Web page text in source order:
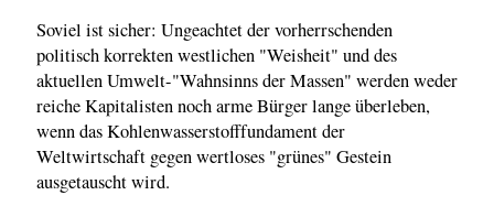
Soviel ist sicher: Ungeachtet der vorherrschenden
politisch korrekten westlichen "Weisheit" und des
aktuellen Umwelt-"Wahnsinns der Massen" werden weder
reiche Kapitalisten noch arme Bürger lange überleben,
wenn das Kohlenwasserstofffundament der
Weltwirtschaft gegen wertloses "grünes" Gestein
ausgetauscht wird.